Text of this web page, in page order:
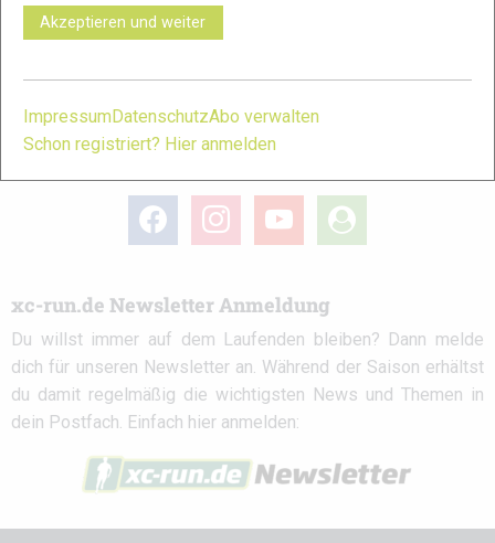
facebook instagram youtube
user-
circle
xc-run.de Newsletter Anmeldung
Du willst immer auf dem Laufenden bleiben? Dann melde
dich für unseren Newsletter an. Während der Saison erhältst
du damit regelmäßig die wichtigsten News und Themen in
dein Postfach. Einfach hier anmelden:
Akzeptieren und weiter
ImpressumDatenschutzAbo verwalten
Schon registriert? Hier anmelden